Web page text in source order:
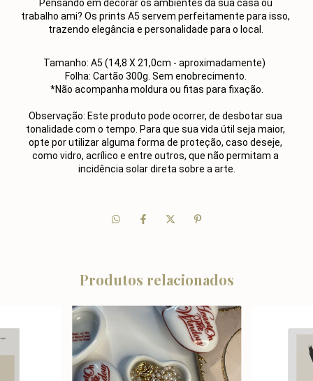
Pensando em decorar os ambientes da sua casa ou
trabalho ami? Os prints A5 servem perfeitamente para isso,
trazendo elegância e personalidade para o local.
Tamanho: A5 (14,8 X 21,0cm - aproximadamente)
Folha: Cartão 300g. Sem enobrecimento.
*Não acompanha moldura ou fitas para fixação.
Observação: Este produto pode ocorrer, de desbotar sua
tonalidade com o tempo. Para que sua vida útil seja maior,
opte por utilizar alguma forma de proteção, caso deseje,
como vidro, acrílico e entre outros, que não permitam a
incidência solar direta sobre a arte.
Produtos relacionados